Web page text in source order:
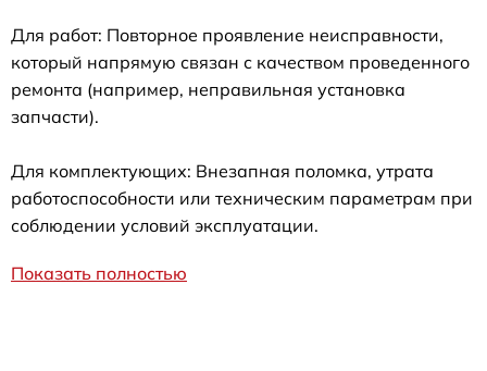
Для работ: Повторное проявление неисправности,
который напрямую связан с качеством проведенного
ремонта (например, неправильная установка
запчасти).
Для комплектующих: Внезапная поломка, утрата
работоспособности или техническим параметрам при
соблюдении условий эксплуатации.
Показать полностью